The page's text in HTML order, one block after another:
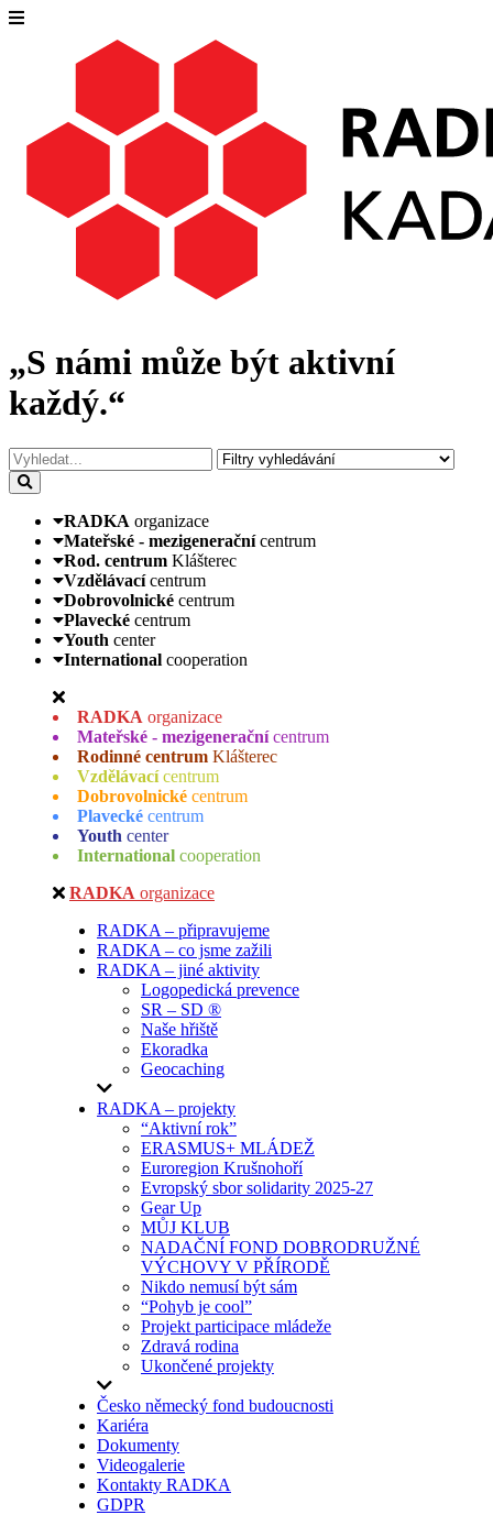
„S námi může být aktivní
každý.“
RADKA organizace
Mateřské - mezigenerační centrum
Rod. centrum Klášterec
Vzdělávací centrum
Dobrovolnické centrum
Plavecké centrum
Youth center
International cooperation
RADKA organizace
Mateřské - mezigenerační centrum
Rodinné centrum Klášterec
Vzdělávací centrum
Dobrovolnické centrum
Plavecké centrum
Youth center
International cooperation
RADKA organizace
RADKA – připravujeme
RADKA – co jsme zažili
RADKA – jiné aktivity
Logopedická prevence
SR – SD ®
Naše hřiště
Ekoradka
Geocaching
RADKA – projekty
“Aktivní rok”
ERASMUS+ MLÁDEŽ
Euroregion Krušnohoří
Evropský sbor solidarity 2025-27
Gear Up
MŮJ KLUB
NADAČNÍ FOND DOBRODRUŽNÉ
VÝCHOVY V PŘÍRODĚ
Nikdo nemusí být sám
“Pohyb je cool”
Projekt participace mládeže
Zdravá rodina
Ukončené projekty
Česko německý fond budoucnosti
Kariéra
Dokumenty
Videogalerie
Kontakty RADKA
GDPR